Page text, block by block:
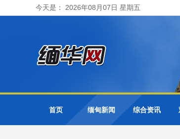
今天是： 2026年08月07日 星期五
首页 缅甸新闻 综合资讯